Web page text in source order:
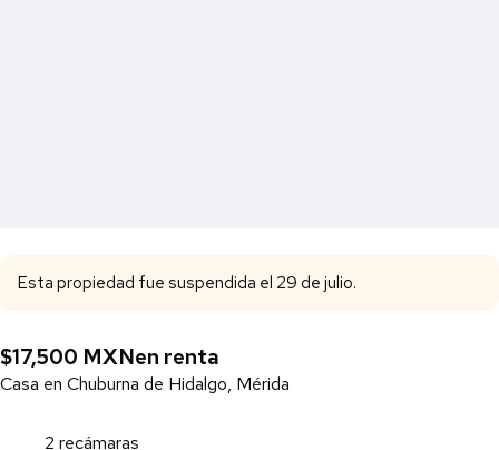
Esta propiedad fue suspendida el 29 de julio.
$17,500 MXNen renta
Casa en Chuburna de Hidalgo, Mérida
2 recámaras